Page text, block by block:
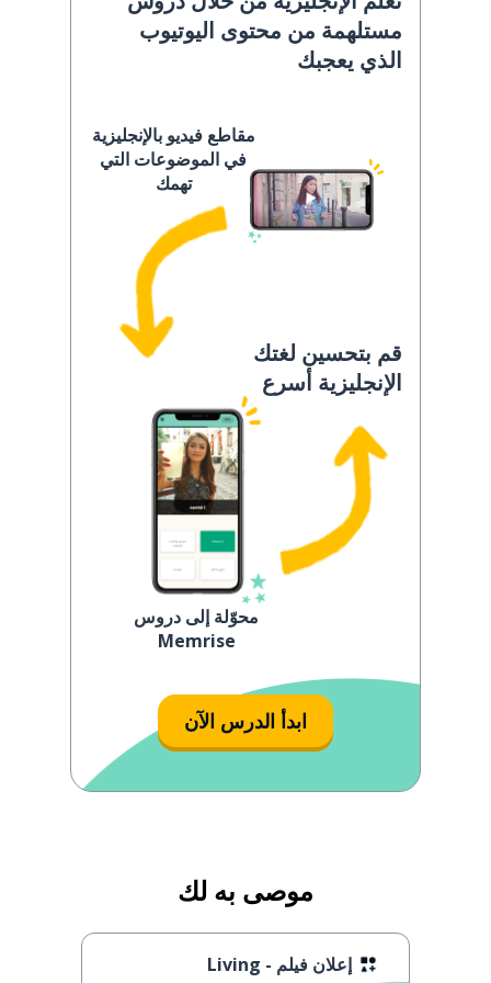
مستلهمة من محتوى اليوتيوب
الذي يعجبك
مقاطع فيديو بالإنجليزية
في الموضوعات التي
تهمك
قم بتحسين لغتك
الإنجليزية أسرع
محوّلة إلى دروس
Memrise
ابدأ الدرس الآن
موصى به لك
إعلان فيلم - Living